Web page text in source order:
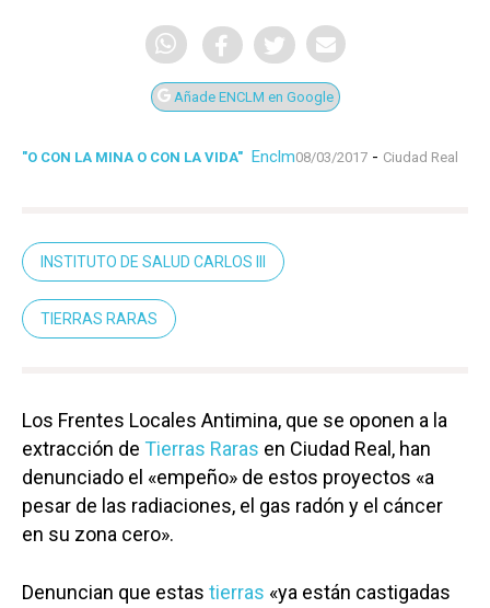
Añade ENCLM en Google
"O CON LA MINA O CON LA VIDA" Enclm08/03/2017 - Ciudad Real
INSTITUTO DE SALUD CARLOS III
TIERRAS RARAS
Los Frentes Locales Antimina, que se oponen a la
extracción de Tierras Raras en Ciudad Real, han
denunciado el «empeño» de estos proyectos «a
pesar de las radiaciones, el gas radón y el cáncer
en su zona cero».
Denuncian que estas tierras «ya están castigadas